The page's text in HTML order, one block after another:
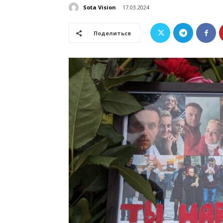
Sota Vision 17.03.2024
Поделиться